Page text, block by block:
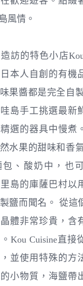
風情。
訪的特色小店Kou
本人自創的有機
果醬都是完全自
島手工挑選最新
選的器具中慢煮
水果的甜味和香
包、酸奶中，也
島的庫薩巴村以
鹽而聞名。 從這
體非常珍貴，含
Kou Cuisine直接
並使用特殊的方
小物質，海鹽帶